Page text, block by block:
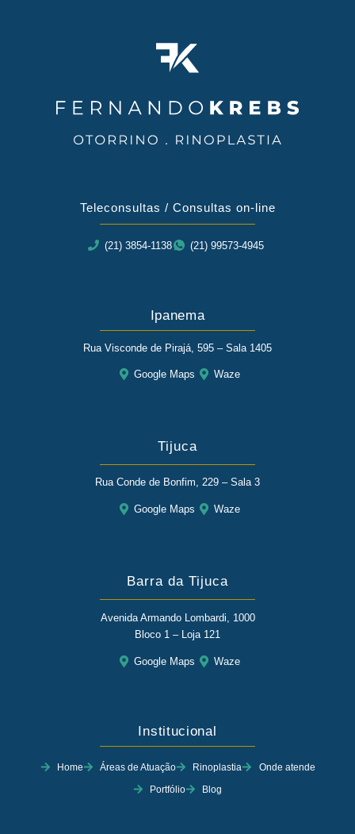
Teleconsultas / Consultas on-line
(21) 3854-1138 (21) 99573-4945
Ipanema
Rua Visconde de Pirajá, 595 – Sala 1405
Google Maps Waze
Tijuca
Rua Conde de Bonfim, 229 – Sala 3
Google Maps Waze
Barra da Tijuca
Avenida Armando Lombardi, 1000
Bloco 1 – Loja 121
Google Maps Waze
Institucional
Home Áreas de Atuação Rinoplastia
Onde atende
Portfólio
Blog